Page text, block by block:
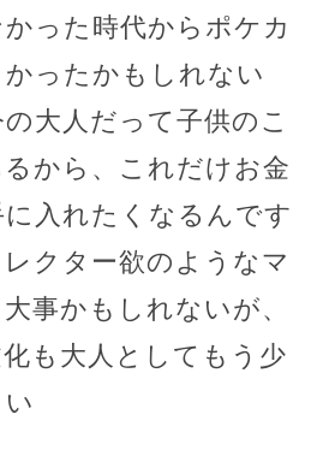
った時代からポケカ
ったかもしれない
大人だって子供のこ
から、これだけお金
入れたくなるんです
クター欲のようなマ
事かもしれないが、
も大人としてもう少